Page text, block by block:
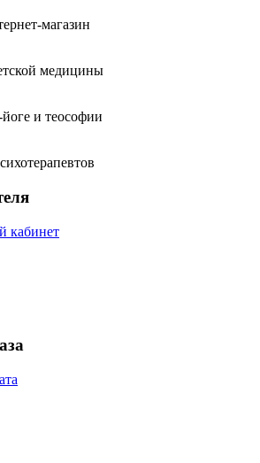
магазин
медицины
и теософии
кабинет